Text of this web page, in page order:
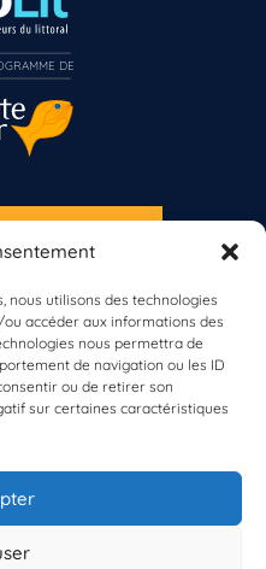
nous utilisons des technologies
accéder aux informations des
nous permettra de
de navigation ou les ID
ou de retirer son
sur certaines caractéristiques
BioLit
NEWSLETTER
maintenant